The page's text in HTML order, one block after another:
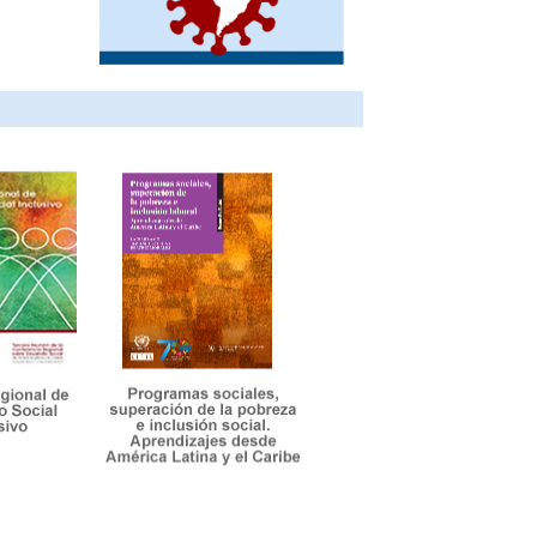
México
Nicaragua
Panamá
Paraguay
Puerto Rico
República Dominicana
Saint Kitts y Nevis
San Vicente y las
Granadinas
Santa Lucía
Sint Maarten
Suriname